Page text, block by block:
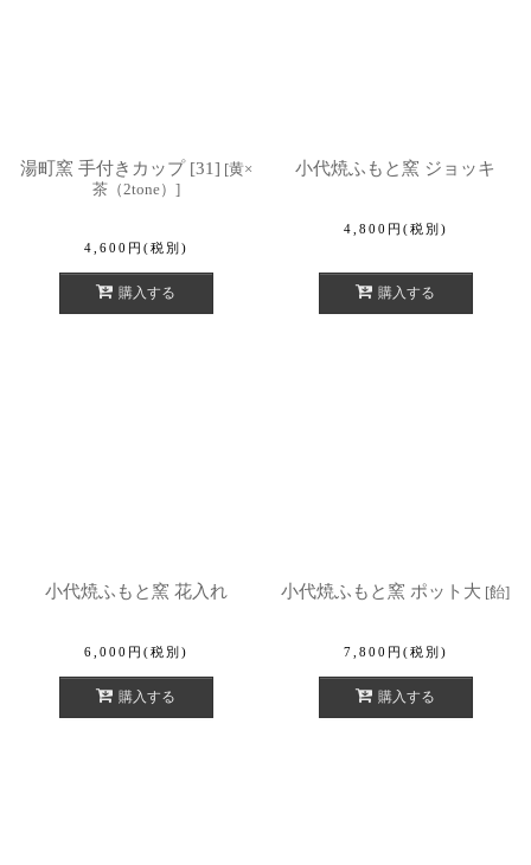
湯町窯 手付きカップ [31] [黄×
茶（2tone） ]
4,600 円 (税別)
購入する
小代焼ふもと窯 ジョッキ
4,800 円 (税別)
購入する
小代焼ふもと窯 花入れ
6,000 円 (税別)
購入する
小代焼ふもと窯 ポット大 [飴]
7,800 円 (税別)
購入する